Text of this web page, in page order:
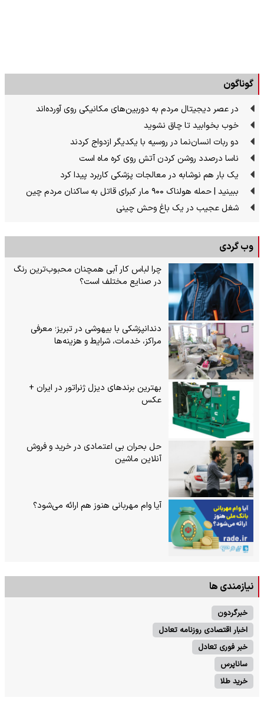
گوناگون
در عصر دیجیتال مردم به دوربین‌های مکانیکی روی آورده‌اند
خوب بخوابید تا چاق نشوید
دو ربات انسان‌نما در روسیه با یکدیگر ازدواج کردند
ناسا درصدد روشن کردن آتش روی کره ماه است
یک بار هم نوشابه در معالجات پزشکی کاربرد پیدا کرد
ببینید | حمله هولناک ۹۰۰ مار کبرای قاتل به ساکنان مردم چین
شغل عجیب در یک باغ وحش چینی
وب گردی
چرا لباس کار آبی همچنان محبوب‌ترین رنگ
در صنایع مختلف است؟
دندانپزشکی با بیهوشی در تبریز؛ معرفی
مراکز، خدمات، شرایط و هزینه‌ها
بهترین برندهای دیزل ژنراتور در ایران +
عکس
حل بحران بی‌ اعتمادی در خرید و فروش
آنلاین ماشین
آیا وام مهربانی هنوز هم ارائه می‌شود؟
نیازمندی ها
خبرگردون
اخبار اقتصادی روزنامه تعادل
خبر فوری تعادل
ساناپرس
خرید طلا